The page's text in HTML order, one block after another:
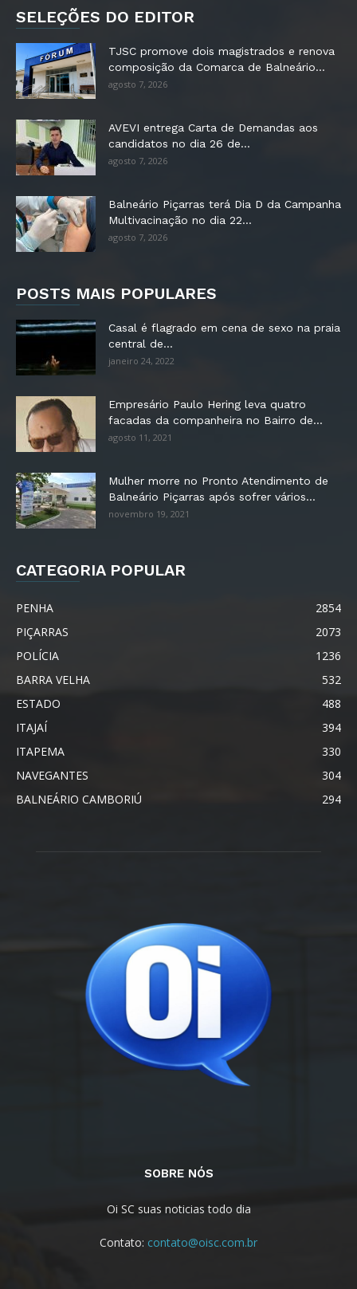
SELEÇÕES DO EDITOR
TJSC promove dois magistrados e renova
composição da Comarca de Balneário...
agosto 7, 2026
AVEVI entrega Carta de Demandas aos
candidatos no dia 26 de...
agosto 7, 2026
Balneário Piçarras terá Dia D da Campanha
Multivacinação no dia 22...
agosto 7, 2026
POSTS MAIS POPULARES
Casal é flagrado em cena de sexo na praia
central de...
janeiro 24, 2022
Empresário Paulo Hering leva quatro
facadas da companheira no Bairro de...
agosto 11, 2021
Mulher morre no Pronto Atendimento de
Balneário Piçarras após sofrer vários...
novembro 19, 2021
CATEGORIA POPULAR
PENHA
2854
PIÇARRAS
2073
POLÍCIA
1236
BARRA VELHA
532
ESTADO
488
ITAJAÍ
394
ITAPEMA
330
NAVEGANTES
304
BALNEÁRIO CAMBORIÚ
294
SOBRE NÓS
Oi SC suas noticias todo dia
Contato: contato@oisc.com.br